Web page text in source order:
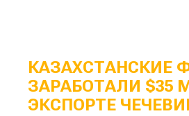
КАЗАХСТАНСКИЕ
ЗАРАБОТАЛИ $35
ЭКСПОРТЕ